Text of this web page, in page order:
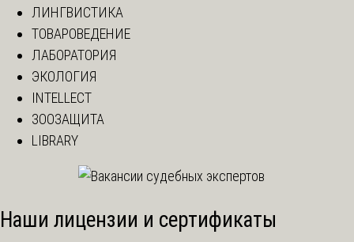
ЛИНГВИСТИКА
ТОВАРОВЕДЕНИЕ
ЛАБОРАТОРИЯ
ЭКОЛОГИЯ
INTELLECT
ЗООЗАЩИТА
LIBRARY
Наши лицензии и сертификаты